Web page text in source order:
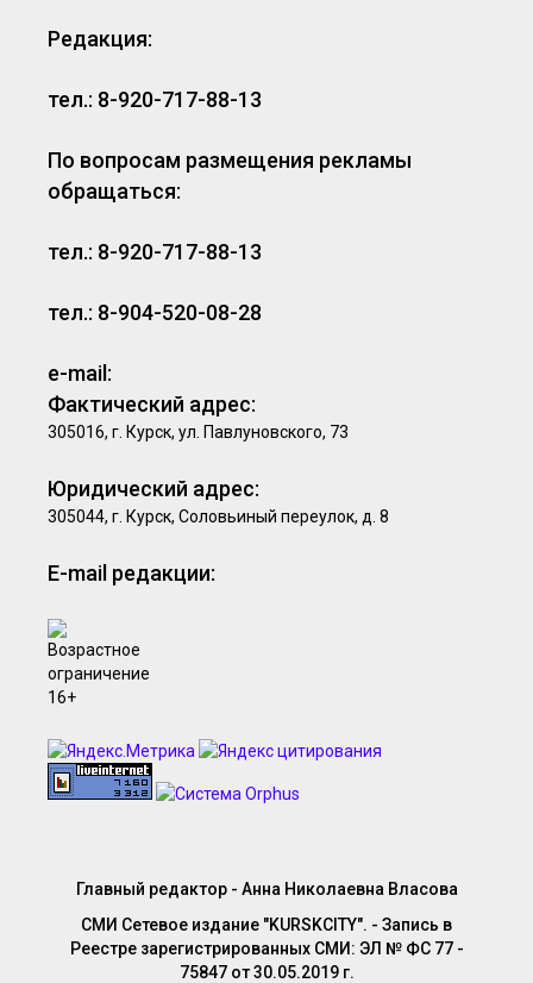
Редакция:
тел.: 8-920-717-88-13
По вопросам размещения рекламы
обращаться:
тел.: 8-920-717-88-13
тел.: 8-904-520-08-28
e-mail:
Фактический адрес:
305016, г. Курск, ул. Павлуновского, 73
Юридический адрес:
305044, г. Курск, Соловьиный переулок, д. 8
E-mail редакции:
Главный редактор - Анна Николаевна Власова
СМИ Сетевое издание "KURSKCITY". - Запись в
Реестре зарегистрированных СМИ: ЭЛ № ФС 77 -
75847 от 30.05.2019 г.